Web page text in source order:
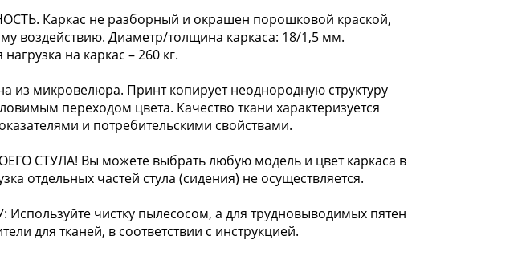
Каркас не разборный и окрашен порошковой краской,
воздействию. Диаметр/толщина каркаса: 18/1,5 мм.
на каркас – 260 кг.
из микровелюра. Принт копирует неоднородную структуру
переходом цвета. Качество ткани характеризуется
и потребительскими свойствами.
СТУЛА! Вы можете выбрать любую модель и цвет каркаса в
отдельных частей стула (сидения) не осуществляется.
чистку пылесосом, а для трудновыводимых пятен
для тканей, в соответствии с инструкцией.